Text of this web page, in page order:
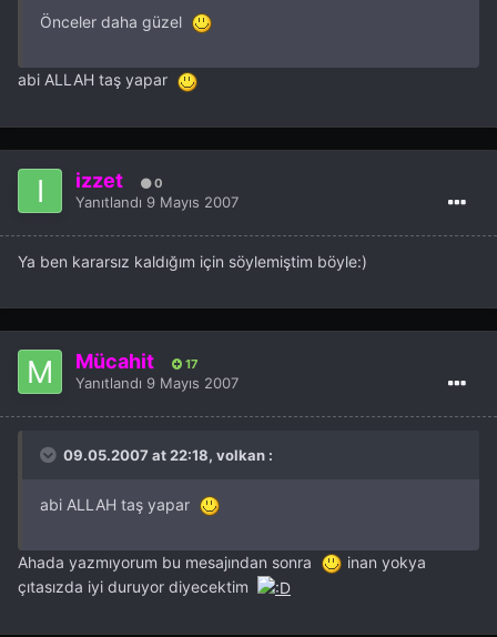
Önceler daha güzel
abi ALLAH taş yapar
izzet 0
Yanıtlandı 9 Mayıs 2007
Ya ben kararsız kaldığım için söylemiştim böyle:)
Mücahit 17
Yanıtlandı 9 Mayıs 2007
09.05.2007 at 22:18, volkan :
abi ALLAH taş yapar
Ahada yazmıyorum bu mesajından sonra
inan yokya
çıtasızda iyi duruyor diyecektim